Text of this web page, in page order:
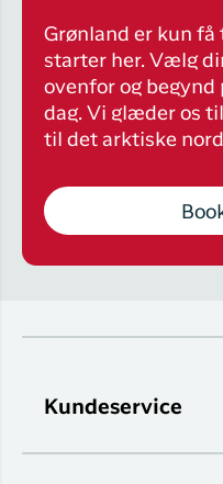
Grønland er kun
starter her. Vælg
ovenfor og
dag. Vi glæder os
til det arktiske
Kundeservice